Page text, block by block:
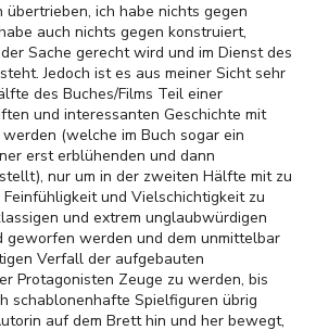
übertrieben, ich habe nichts gegen
auch nichts gegen konstruiert,
Sache gerecht wird und im Dienst des
Jedoch ist es aus meiner Sicht sehr
des Buches/Films Teil einer
und interessanten Geschichte mit
(welche im Buch sogar ein
erst erblühenden und dann
nur um in der zweiten Hälfte mit zu
und Vielschichtigkeit zu
und extrem unglaubwürdigen
geworfen werden und dem unmittelbar
Verfall der aufgebauten
Protagonisten Zeuge zu werden, bis
schablonenhafte Spielfiguren übrig
auf dem Brett hin und her bewegt,